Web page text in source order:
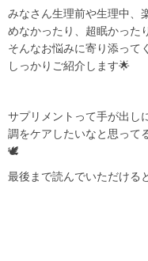
みなさん生理前や生理中、
めなかったり、超眠かった
そんなお悩みに寄り添って
しっかりご紹介します🌟
サプリメントって手が出し
調をケアしたいなと思って
🕊
最後まで読んでいただける